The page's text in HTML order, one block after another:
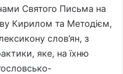
Святого Письма на
Кирилом та Методієм,
слов’ян, з
яке, на їхню